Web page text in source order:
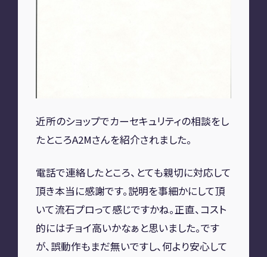
近所のショップでカーセキュリティの相談をし
たところA2Mさんを紹介されました。
電話で連絡したところ、とても親切に対応して
頂き本当に感謝です。説明を事細かにして頂
いて流石プロって感じですかね。正直、コスト
的にはチョイ高いかなぁと思いました。です
が、誤動作もまだ無いですし、何より安心して
CONTACT
お問い合わせ
RECRUIT
リクルート 専用サイト